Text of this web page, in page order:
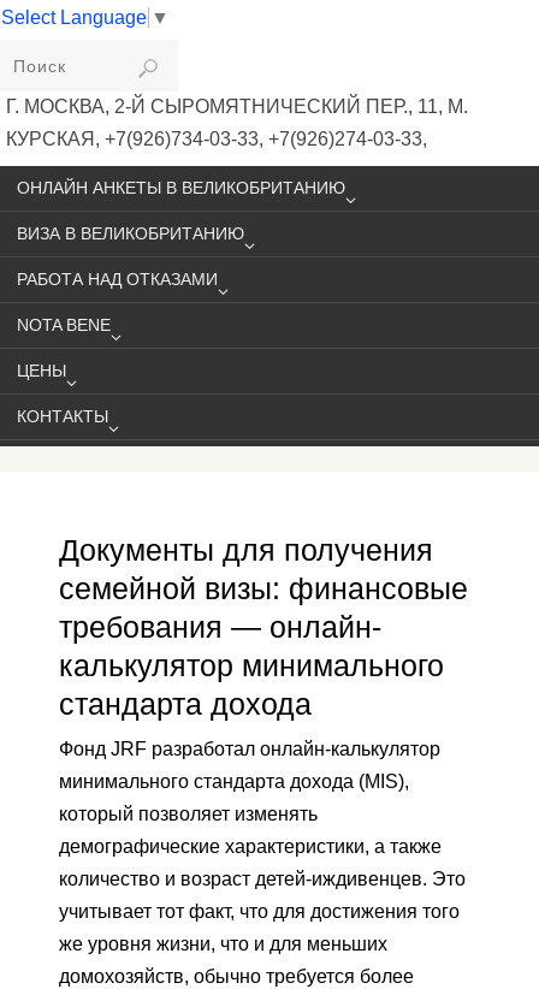
Select Language ▼
VIKIVISA
Г. МОСКВА, 2-Й СЫРОМЯТНИЧЕСКИЙ ПЕР., 11, М.
КУРСКАЯ, +7(926)734-03-33, +7(926)274-03-33,
VISA@VIKIVISA.RU
ОНЛАЙН АНКЕТЫ В ВЕЛИКОБРИТАНИЮ
ВИЗА В ВЕЛИКОБРИТАНИЮ
РАБОТА НАД ОТКАЗАМИ
NOTA BENE
ЦЕНЫ
КОНТАКТЫ
Документы для получения
семейной визы: финансовые
требования — онлайн-
калькулятор минимального
стандарта дохода
Фонд JRF разработал онлайн-калькулятор
минимального стандарта дохода (MIS),
который позволяет изменять
демографические характеристики, а также
количество и возраст детей-иждивенцев. Это
учитывает тот факт, что для достижения того
же уровня жизни, что и для меньших
домохозяйств, обычно требуется более